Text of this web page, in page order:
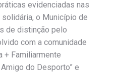
evidenciadas nas
o Município de
de distinção pelo
com a comunidade
+ Familiarmente
do Desporto” e